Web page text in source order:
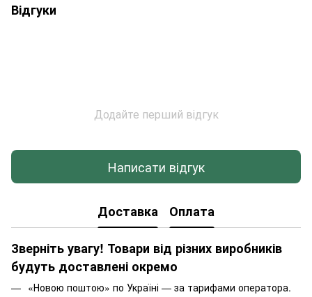
Відгуки
Додайте перший відгук
Написати відгук
Доставка Оплата
Зверніть увагу! Товари від різних виробників
будуть доставлені окремо
«Новою поштою» по Україні — за тарифами оператора.